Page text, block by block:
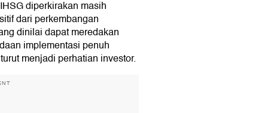
diperkirakan masih
dari perkembangan
dinilai dapat meredakan
implementasi penuh
menjadi perhatian investor.